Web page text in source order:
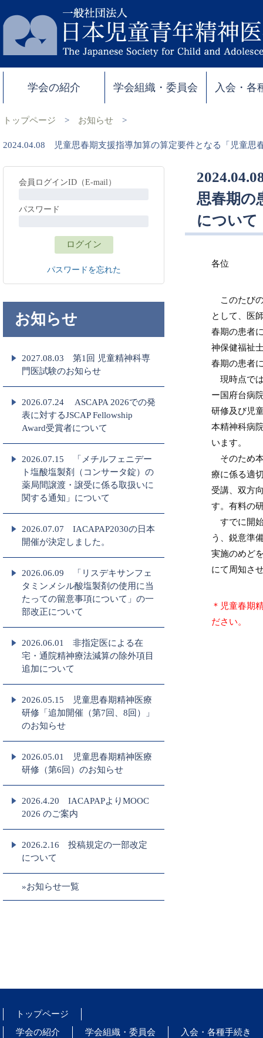
学会の紹介 学会組織・委員会 入会・各
トップページ > お知らせ >
2024.04.08 児童思春期支援指導加算の算定要件となる「児童思
思春期の
について
各位
このたびの
として、医
春期の患者
神保健福祉
春期の患者
現時点では
ー国府台病
研修及び児
本精神科病
います。
そのため
療に係る適
受講、双方
す。有料の
すでに開始
う、鋭意準
実施のめど
にて周知さ
＊児童春期
ださい。
会員ログインID（E-mail）
パスワード
パスワードを忘れた
お知らせ
2027.08.03 第1回 児童精神科専
門医試験のお知らせ
2026.07.24 ASCAPA 2026での発
表に対するJSCAP Fellowship
Award受賞者について
2026.07.15 「メチルフェニデー
ト塩酸塩製剤（コンサータ錠）の
薬局間譲渡・譲受に係る取扱いに
関する通知」について
2026.07.07 IACAPAP2030の日本
開催が決定しました。
2026.06.09 「リスデキサンフェ
タミンメシル酸塩製剤の使用に当
たっての留意事項について」の一
部改正について
2026.06.01 非指定医による在
宅・通院精神療法減算の除外項目
追加について
2026.05.15 児童思春期精神医療
研修「追加開催（第7回、8回）」
のお知らせ
2026.05.01 児童思春期精神医療
研修（第6回）のお知らせ
2026.4.20 IACAPAPよりMOOC
2026 のご案内
2026.2.16 投稿規定の一部改定
について
»お知らせ一覧
トップページ
学会の紹介
学会組織・委員会
入会・各種手続き